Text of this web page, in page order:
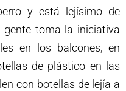
y está lejísimo de
gente toma la iniciativa
en los balcones, en
de plástico en las
con botellas de lejía a